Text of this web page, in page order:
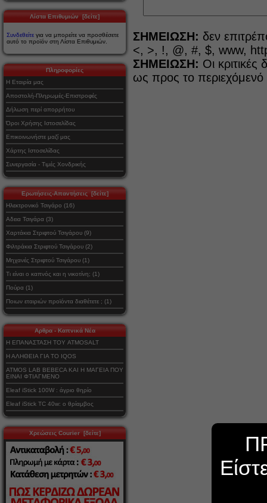
Λίστα Επιθυμιών [δείτε]
Συνδεθείτε για να μπορείτε να προσθέσετε
αυτό το προϊόν στη Λίστα Επιθυμιών.
Πληροφορίες
Η Εταιρία μας
Αποστολή-Πληρωμές-Επιστροφές
Δήλωση περί απορρήτου
Όροι Χρήσης Ιστοσελίδας
Επικοινωνήστε μαζί μας
Χάρτης Ιστοσελίδας
Συνεργασία - Τιμές Χονδρικής
Ερωτήσεις-Απαντήσεις [δείτε]
Ηλεκτρονικό Τσιγάρο (16)
Αδεια Τσιγάρα (3)
Χαρτάκια Στριφτού Τσιγάρου (9)
Φιλτράκια Στριφτού Τσιγάρου (2)
Μηχανές Στριφτού Τσιγάρου (1)
Τι είναι ο καπνός και η νικοτίνη; (1)
Πούρα (1)
Ποιων εταιριών προϊόντα διαθέτετε ; (1)
Αρθρα - Καπνικά Νέα
Η ΕΠΑΝΑΣΤΑΣΗ ΤΟΥ ATMOSALT
Η ΑΛΗΘΕΙΑ ΓΙΑ ΤΟ IQOS
ATMOS LAB BEBECA ΚΑΙ Η ΜΑΓΕΙΑ ΠΟΥ
ΕΙΝΑΙ ΦΤΙΑΓΜΕΝΟ
Eleaf iStick 100W : άγριο θηρίο
Eleaf iStick TC 40w: ο θρίαμβος
Χρεώσεις Courier [δείτε]
ΣΗΜΕΙΩΣΗ: δεν
<, >, !, @, #, $, www,
ΣΗΜΕΙΩΣΗ: Οι
ως προς το περιεχόμενό